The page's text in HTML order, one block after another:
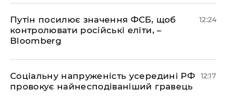
Путін посилює значення ФСБ, щоб
контролювати російські еліти, –
Bloomberg
12:24
Соціальну напруженість усередині РФ
провокує найнесподіваніший гравець
12:17